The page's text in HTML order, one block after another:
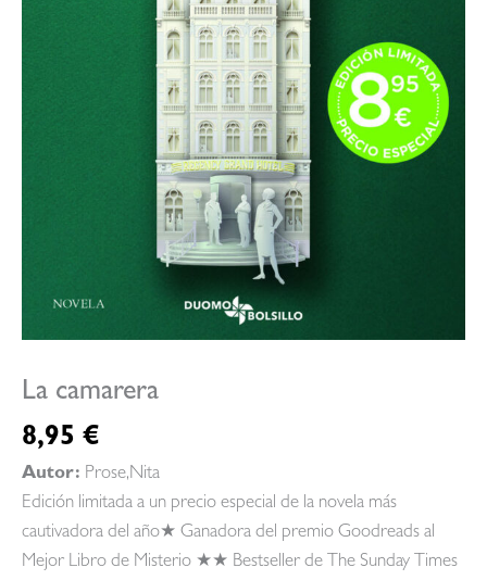
La camarera
8,95 €
Autor: Prose,Nita
Edición limitada a un precio especial de la novela más
cautivadora del año★ Ganadora del premio Goodreads al
Mejor Libro de Misterio ★★ Bestseller de The Sunday Times